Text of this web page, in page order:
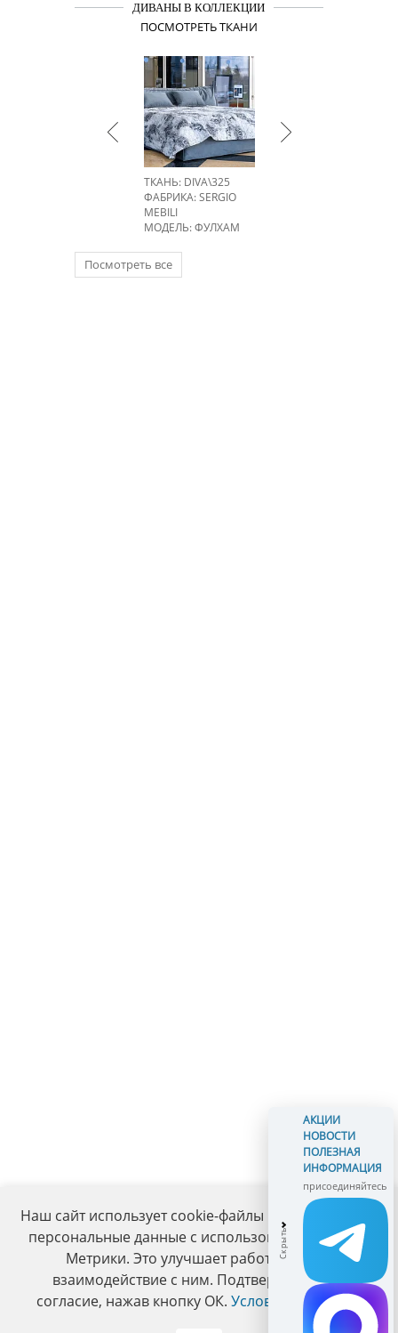
ДИВАНЫ В КОЛЛЕКЦИИ
ПОСМОТРЕТЬ ТКАНИ
ТКАНЬ: DIVA\325
ФАБРИКА:SERGIO
MEBILI
МОДЕЛЬ: ФУЛХАМ
Посмотреть все
Наш сайт использует cookie-файлы и обрабатывает
персональные данные с использованием Яндекс
Метрики. Это улучшает работу сайта и
взаимодействие с ним. Подтвердите ваше
согласие, нажав кнопку ОК. Условия политики.
АКЦИИ
НОВОСТИ
ПОЛЕЗНАЯ
ИНФОРМАЦИЯ
присоединяйтесь